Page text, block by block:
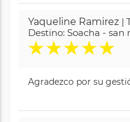
Yaqueline Ramirez |
Destino: Soacha -
★★★★★
Agradezco por su